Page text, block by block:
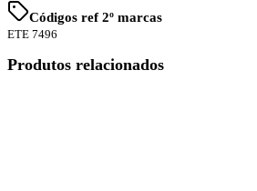
Códigos ref 2º marcas
ETE 7496
Produtos relacionados